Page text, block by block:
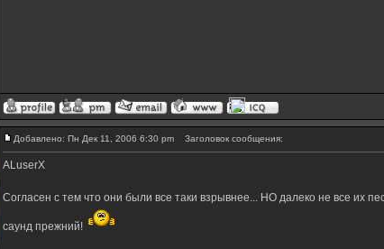
Добавлено: Пн Дек 11, 2006 6:30 pm Заголовок сообщения:
ALuserX
Согласен с тем что они были все таки взрывнее... НО далеко не все их
саунд прежний!